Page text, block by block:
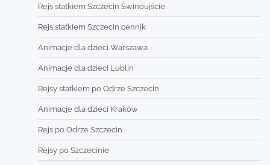
Rejs statkiem Szczecin Świnoujście
Rejs statkiem Szczecin cennik
Animacje dla dzieci Warszawa
Animacje dla dzieci Lublin
Rejsy statkiem po Odrze Szczecin
Animacje dla dzieci Kraków
Rejs po Odrze Szczecin
Rejsy po Szczecinie